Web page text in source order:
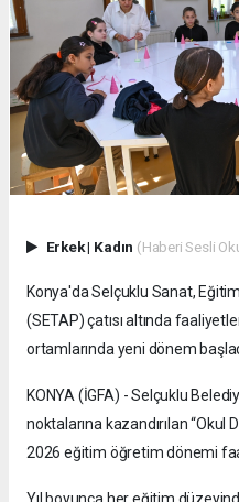
Erkek| Kadın (Haberi Sesli
Konya'da Selçuklu Sanat,
(SETAP) çatısı altında
ortamlarında yeni dönem
KONYA (İGFA) - Selçuklu
noktalarına kazandırılan “Okul
2026 eğitim öğretim dönemi